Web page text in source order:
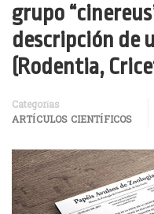
grupo
descripción de
(Rodentia,
Categorías
ARTÍCULOS CIENTÍFICOS